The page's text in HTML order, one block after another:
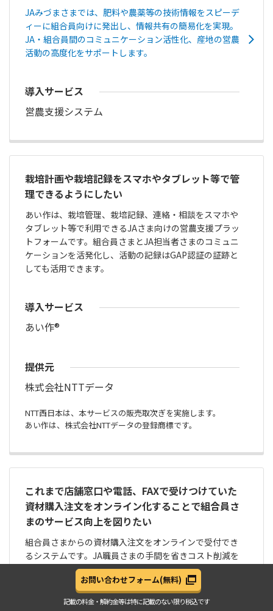
JAみづまさまでは、肥料や農薬等の技術情報をスピーデ
ィーに組合員向けに発出し、情報共有の簡易化を実現。
JA・組合員間のコミュニケーション活性化、産地の営農
活動の高度化をサポートします。
導入サービス
営農支援システム
栽培計画や栽培記録をスマホやタブレット等で管
理できるようにしたい
あい作は、栽培管理、栽培記録、連絡・相談をスマホや
タブレット等で利用できるJAさま向けの営農支援プラッ
トフォームです。組合員さまとJA担当者さまのコミュニ
ケーションを活発化し、活動の記録はGAP認証の証跡と
しても活用できます。
導入サービス
あい作®
提供元
株式会社NTTデータ
NTT西日本は、本サービスの販売取次ぎを実施します。
あい作は、株式会社NTTデータの登録商標です。
これまで店舗窓口や電話、FAXで受けつけていた
資材購入注文をオンライン化することで組合員さ
まのサービス向上を図りたい
組合員さまからの資材購入注文をオンラインで受付でき
るシステムです。JA職員さまの手間を省きコスト削減を
実現するだけでなく、購買業務のデジタル化も推進でき
お問い合わせフォーム(無料)
記載の料金・解約金等は特に記載のない限り税込です